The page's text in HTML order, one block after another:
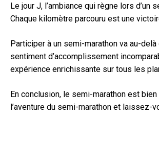
Le jour J, l’ambiance qui règne lors
Chaque kilomètre parcouru est une
Participer à un semi-marathon va au-
sentiment d’accomplissement
expérience enrichissante sur tous les
En conclusion, le semi-marathon est
l’aventure du semi-marathon et laissez-